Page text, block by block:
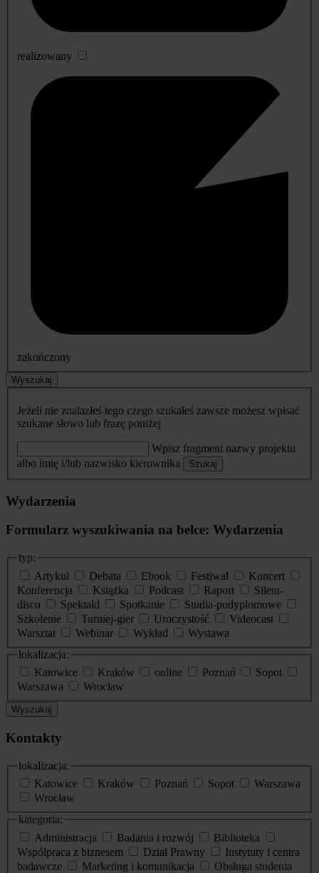
realizowany
zakończony
Wyszukaj
Jeżeli nie znalazłeś tego czego szukałeś zawsze możesz wpisać
szukane słowo lub frazę poniżej
Wpisz fragment nazwy projektu
albo imię i/lub nazwisko kierownika
Szukaj
Wydarzenia
Formularz wyszukiwania na belce: Wydarzenia
typ:
Artykuł
Debata Ebook Festiwal
Koncert
Konferencja
Książka Podcast Raport
Silent-
disco
Spektakl Spotkanie
Studia-podyplomowe
Szkolenie
Turniej-gier Uroczystość
Videocast
Warsztat
Webinar Wykład
Wystawa
lokalizacja:
Katowice
Kraków online Poznań
Sopot
Warszawa
Wrocław
Wyszukaj
Kontakty
lokalizacja:
Katowice
Kraków Poznań Sopot
Warszawa
Wrocław
kategoria:
Administracja
Badania i rozwój
Biblioteka
Współpraca z biznesem
Dział Prawny
Instytuty i centra
badawcze
Marketing i komunikacja
Obsługa studenta